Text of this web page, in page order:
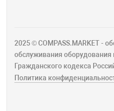
Акции
2025 © COMPASS.MARKET -
обслуживания
Гражданского кодекса
Политика